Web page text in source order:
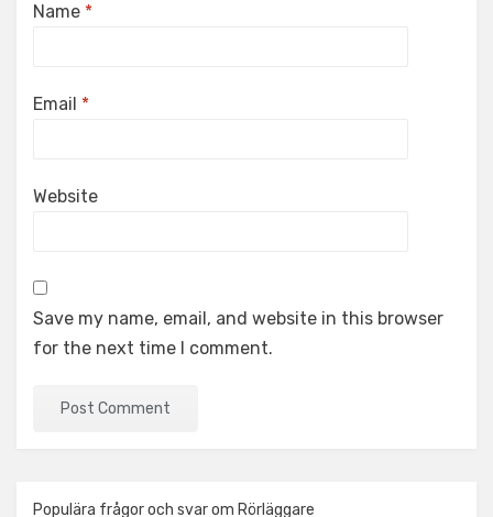
Name *
Email *
Website
Save my name, email, and website in this browser
for the next time I comment.
Populära frågor och svar om Rörläggare